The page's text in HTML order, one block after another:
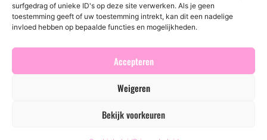
surfgedrag of unieke ID's op deze site verwerken. Als je geen
toestemming geeft of uw toestemming intrekt, kan dit een nadelige
invloed hebben op bepaalde functies en mogelijkheden.
Accepteren
Weigeren
Bekijk voorkeuren
Verzenden en routerneren
Privacybeleid
Cookiebeleid (EU)